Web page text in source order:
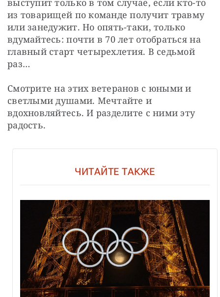
выступит только в том случае, если кто-то
из товарищей по команде получит травму
или занедужит. Но опять-таки, только
вдумайтесь: почти в 70 лет отобраться на
главный старт четырехлетия. В седьмой
раз…
Смотрите на этих ветеранов с юными и
светлыми душами. Мечтайте и
вдохновляйтесь. И разделите с ними эту
радость.
ЧИТАЙТЕ ТАКЖЕ